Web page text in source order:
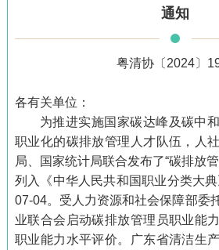
通知
粤清协〔2024〕
各有关单位：
为推进实施国家碳达峰及碳中
职业化的碳排放管理人才队伍，人
局、国家统计局联合发布了“碳排放
列入《中华人民共和国职业分类大
07-04。受人力资源和社会保障部委
业联合会启动碳排放管理员职业能
职业能力水平评价。广东省清洁生